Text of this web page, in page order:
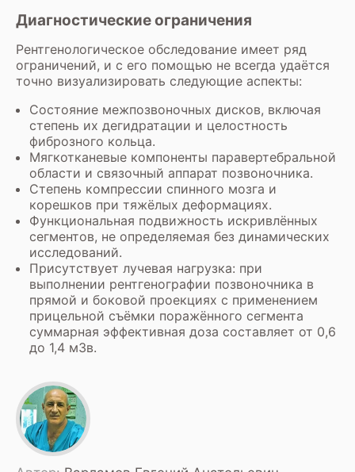
Диагностические ограничения
Рентгенологическое обследование имеет ряд
ограничений, и с его помощью не всегда удаётся
точно визуализировать следующие аспекты:
Состояние межпозвоночных дисков, включая
степень их дегидратации и целостность
фиброзного кольца.
Мягкотканевые компоненты паравертебральной
области и связочный аппарат позвоночника.
Степень компрессии спинного мозга и
корешков при тяжёлых деформациях.
Функциональная подвижность искривлённых
сегментов, не определяемая без динамических
исследований.
Присутствует лучевая нагрузка: при
выполнении рентгенографии позвоночника в
прямой и боковой проекциях с применением
прицельной съёмки поражённого сегмента
суммарная эффективная доза составляет от 0,6
до 1,4 мЗв.